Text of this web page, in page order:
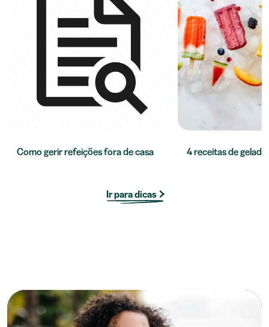
Como gerir refeições fora de casa 4 receitas de
Ir para dicas